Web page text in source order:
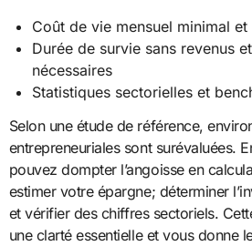
Coût de vie mensuel minimal
Durée de survie sans revenus
nécessaires
Statistiques sectorielles et
Selon une étude de référence,
entrepreneuriales sont surévaluées.
pouvez dompter l’angoisse en
estimer votre épargne; déterminer
et vérifier des chiffres sectoriels.
une clarté essentielle et vous donne